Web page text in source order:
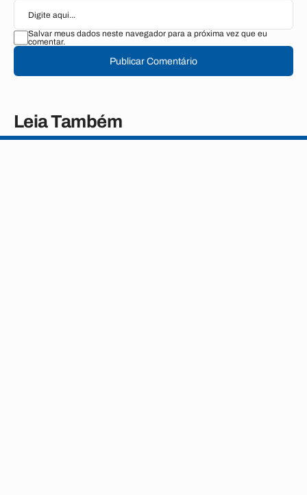
Salvar meus dados neste navegador para a próxima vez que eu
comentar.
Publicar Comentário
Leia Também